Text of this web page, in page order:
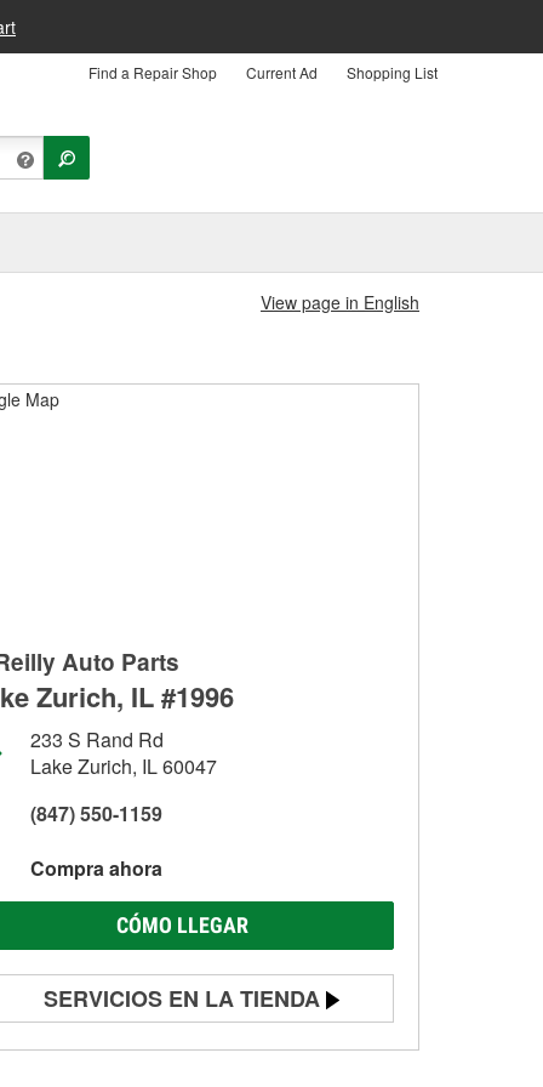
Find a Repair Shop Current Ad Shopping List
View page in English
Auto Parts
Zurich, IL #1996
233 S Rand Rd
Lake Zurich, IL 60047
(847) 550-1159
Compra ahora
CÓMO LLEGAR
SERVICIOS EN LA TIENDA
Prueba de batería